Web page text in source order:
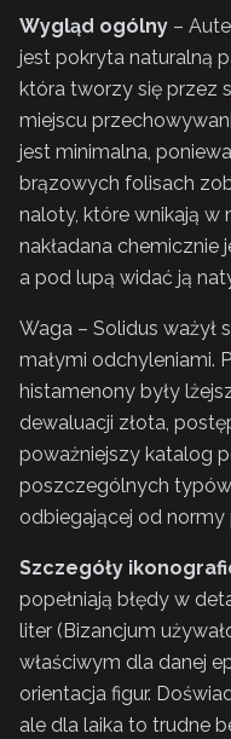
Wygląd ogólny –
jest pokryta naturalną
która tworzy się przez
miejscu
jest minimalna,
brązowych folisach
naloty, które wnikają w
nakładana chemicznie
a pod lupą widać ją
Waga – Solidus ważył
małymi odchyleniami.
histamenony były
dewaluacji złota,
poważniejszy katalog
poszczególnych
odbiegającej od
Szczegóły
popełniają błędy w
liter (Bizancjum
właściwym dla danej
orientacja figur.
ale dla laika to trudne